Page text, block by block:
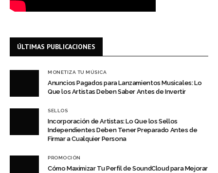
ÚLTIMAS PUBLICACIONES
MONETIZA TU MÚSICA
Anuncios Pagados para Lanzamientos Musicales: Lo
Que los Artistas Deben Saber Antes de Invertir
SELLOS
Incorporación de Artistas: Lo Que los Sellos
Independientes Deben Tener Preparado Antes de
Firmar a Cualquier Persona
PROMOCIÓN
Cómo Maximizar Tu Perfil de SoundCloud para Mejorar